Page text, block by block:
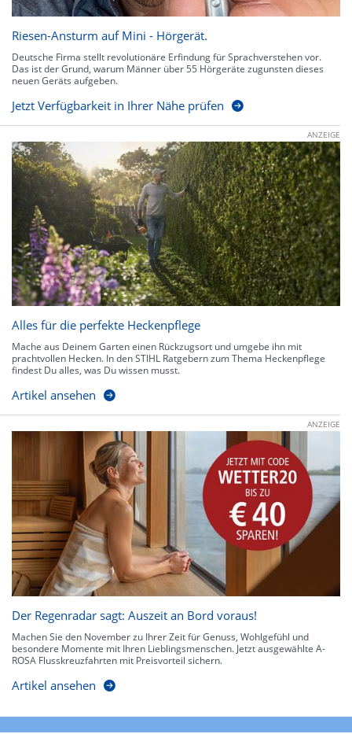
Riesen-Ansturm auf Mini - Hörgerät.
Deutsche Firma stellt revolutionäre Erfindung für Sprachverstehen vor.
Das ist der Grund, warum Männer über 55 Hörgeräte zugunsten dieses
neuen Geräts aufgeben.
Jetzt Verfügbarkeit in Ihrer Nähe prüfen
ANZEIGE
Alles für die perfekte Heckenpflege
Mache aus Deinem Garten einen Rückzugsort und umgebe ihn mit
prachtvollen Hecken. In den STIHL Ratgebern zum Thema Heckenpflege
findest Du alles, was Du wissen musst.
Artikel ansehen
ANZEIGE
Der Regenradar sagt: Auszeit an Bord voraus!
Machen Sie den November zu Ihrer Zeit für Genuss, Wohlgefühl und
besondere Momente mit Ihren Lieblingsmenschen. Jetzt ausgewählte A-
ROSA Flusskreuzfahrten mit Preisvorteil sichern.
Artikel ansehen